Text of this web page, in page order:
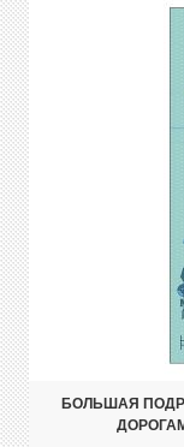
БОЛЬШАЯ